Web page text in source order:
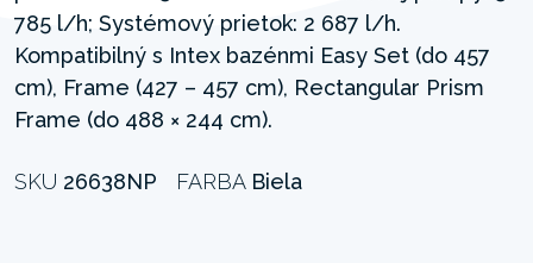
785 l/h; Systémový prietok: 2 687 l/h.
Kompatibilný s Intex bazénmi Easy Set (do 457
cm), Frame (427 – 457 cm), Rectangular Prism
Frame (do 488 × 244 cm).
SKU 26638NP FARBA Biela